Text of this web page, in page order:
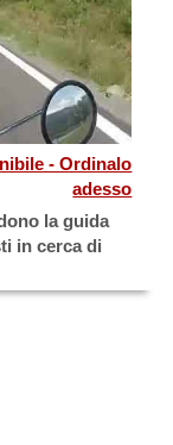
- Ordinalo
adesso
la guida
in cerca di